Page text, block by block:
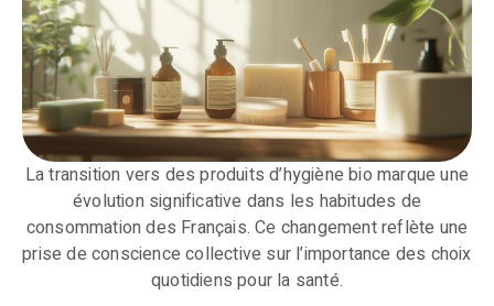
La transition vers des produits d’hygiène bio marque une
évolution significative dans les habitudes de
consommation des Français. Ce changement reflète une
prise de conscience collective sur l’importance des choix
quotidiens pour la santé.